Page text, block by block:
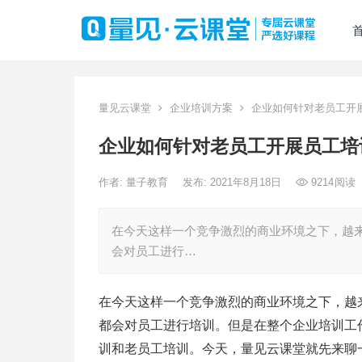
量见云课堂 企业培训方案 企业如何针对老员工开
企业如何针对老员工开展员工
作者: 量子教育 发布: 2021年8月18日 9214阅读
在今天这样一个竞争激烈的商业环境之下，越
会对员工进行…
在今天这样一个竞争激烈的商业环境之下，
都会对员工进行培训。但是在整个企业培训
训和老员工培训。今天，量见云课堂就先来